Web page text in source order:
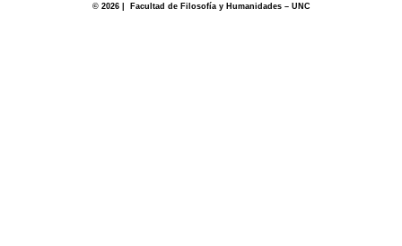
© 2026 | Facultad de Filosofía y Humanidades – UNC